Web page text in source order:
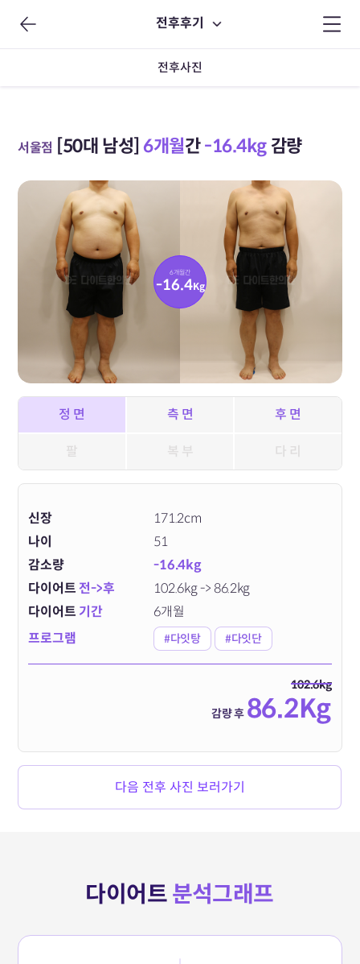
전후후기
전후사진
서울점 [50대 남성]6개월간-16.4kg 감량
6개월간
-16.4Kg
정 면 측 면 후 면
팔 복 부 다 리
신장
171.2cm
나이
51
감소량
-16.4kg
다이어트전->후
102.6kg -> 86.2kg
다이어트 기간
6개월
프로그램
#다잇탕 #다잇단
102.6kg
감량 후 86.2Kg
다음 전후 사진 보러가기
다이어트 분석그래프